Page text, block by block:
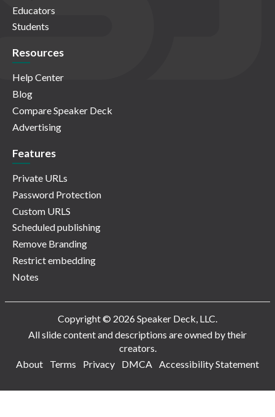
Educators
Students
Resources
Help Center
Blog
Compare Speaker Deck
Advertising
Features
Private URLs
Password Protection
Custom URLS
Scheduled publishing
Remove Branding
Restrict embedding
Notes
Copyright © 2026 Speaker Deck, LLC.
All slide content and descriptions are owned by their
creators.
About
Terms Privacy DMCA Accessibility Statement